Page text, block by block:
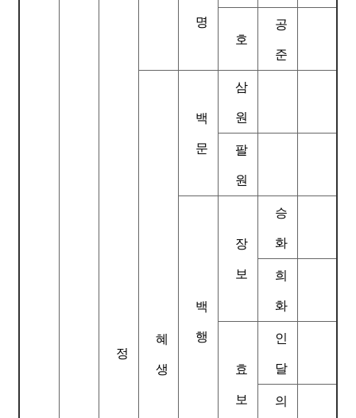
정
명
호
공
준
혜
생
백
문
삼
원
팔
원
백
행
장
보
승
화
희
화
효
보
인
달
의